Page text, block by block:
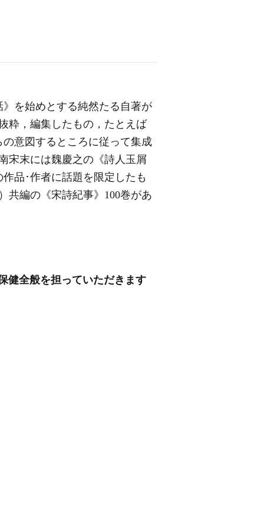
を始めとする純然たる自著が
粋，編集したもの，たとえば
意図するところに従って集成
宋末には魏慶之の《詩人玉屑
品･作者に話題を限定したも
共編の《宋詩紀事》100巻があ
健全般を担っていただきます